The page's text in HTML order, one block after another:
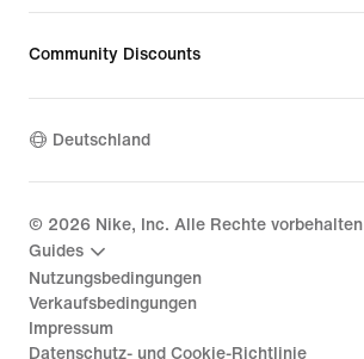
Community Discounts
Deutschland
© 2026 Nike, Inc. Alle Rechte vorbehalten
Guides
Nutzungsbedingungen
Verkaufsbedingungen
Impressum
Datenschutz- und Cookie-Richtlinie